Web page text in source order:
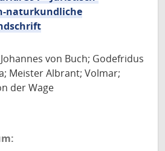
naturkundliche
von Buch; Godefridus
Meister Albrant; Volmar;
der Wage